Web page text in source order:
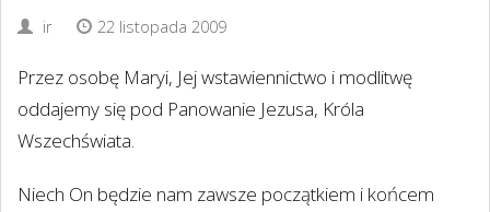
ir 22 listopada 2009
Przez osobę Maryi, Jej wstawiennictwo i modlitwę
oddajemy się pod Panowanie Jezusa, Króla
Wszechświata.
Niech On będzie nam zawsze początkiem i końcem